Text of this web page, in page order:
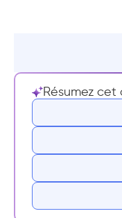
Résumé
Qu'est-ce
Pourquoi les
Identifier
du
Résumez